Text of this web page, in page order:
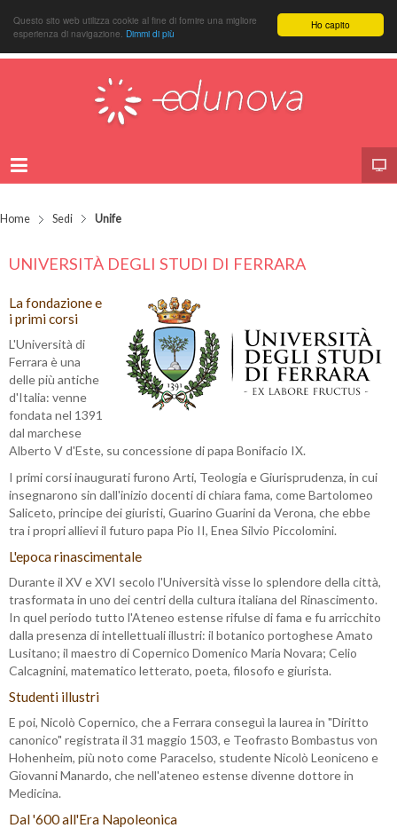
Ho capito
Questo sito web utilizza cookie al fine di fornire una migliore
esperienza di navigazione. Dimmi di più
Home Sedi Unife
UNIVERSITÀ DEGLI STUDI DI FERRARA
La fondazione e
i primi corsi
L'Università di
Ferrara è una
delle più antiche
d'Italia: venne
fondata nel 1391
dal marchese
Alberto V d'Este, su concessione di papa Bonifacio IX.
I primi corsi inaugurati furono Arti, Teologia e Giurisprudenza, in cui
insegnarono sin dall'inizio docenti di chiara fama, come Bartolomeo
Saliceto, principe dei giuristi, Guarino Guarini da Verona, che ebbe
tra i propri allievi il futuro papa Pio II, Enea Silvio Piccolomini.
L'epoca rinascimentale
Durante il XV e XVI secolo l'Università visse lo splendore della città,
trasformata in uno dei centri della cultura italiana del Rinascimento.
In quel periodo tutto l'Ateneo estense rifulse di fama e fu arricchito
dalla presenza di intellettuali illustri: il botanico portoghese Amato
Lusitano; il maestro di Copernico Domenico Maria Novara; Celio
Calcagnini, matematico letterato, poeta, filosofo e giurista.
Studenti illustri
E poi, Nicolò Copernico, che a Ferrara conseguì la laurea in "Diritto
canonico" registrata il 31 maggio 1503, e Teofrasto Bombastus von
Hohenheim, più noto come Paracelso, studente Nicolò Leoniceno e
Giovanni Manardo, che nell'ateneo estense divenne dottore in
Medicina.
Dal '600 all'Era Napoleonica